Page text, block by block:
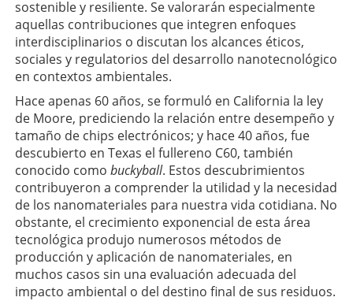
sostenible y resiliente. Se valorarán especialmente
aquellas contribuciones que integren enfoques
interdisciplinarios o discutan los alcances éticos,
sociales y regulatorios del desarrollo nanotecnológico
en contextos ambientales.
Hace apenas 60 años, se formuló en California la ley
de Moore, prediciendo la relación entre desempeño y
tamaño de chips electrónicos; y hace 40 años, fue
descubierto en Texas el fullereno C60, también
conocido comobuckyball. Estos descubrimientos
contribuyeron a comprender la utilidad y la necesidad
de los nanomateriales para nuestra vida cotidiana. No
obstante, el crecimiento exponencial de esta área
tecnológica produjo numerosos métodos de
producción y aplicación de nanomateriales, en
muchos casos sin una evaluación adecuada del
impacto ambiental o del destino final de sus residuos.